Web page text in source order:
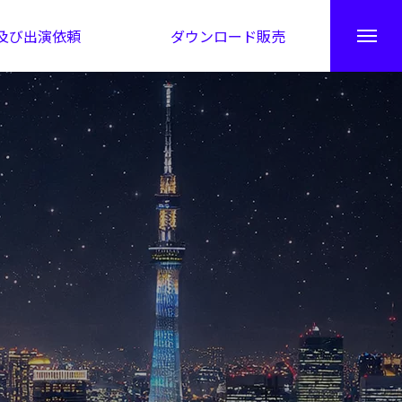
び出演依頼 ダウンロード販売
秘伝公開！吉凶カレンダー